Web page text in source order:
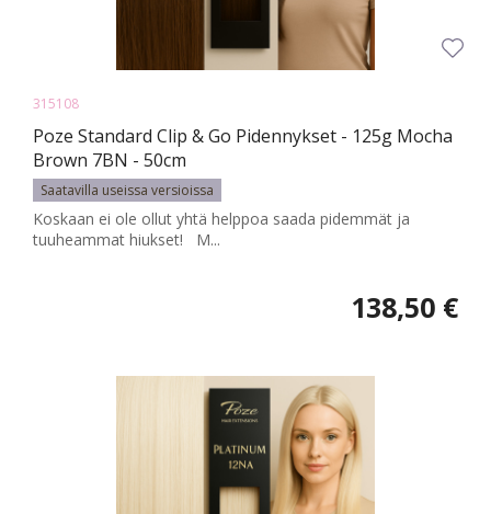
315108
Poze Standard Clip & Go Pidennykset - 125g Mocha
Brown 7BN - 50cm
Saatavilla useissa versioissa
Koskaan ei ole ollut yhtä helppoa saada pidemmät ja
tuuheammat hiukset! M...
138,50 €